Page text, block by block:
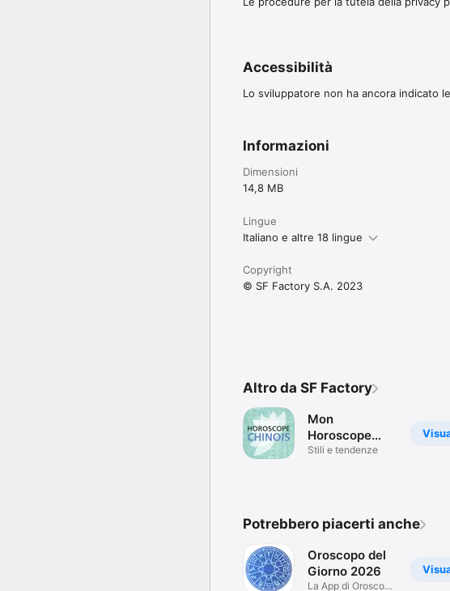
Accessibilità
Lo sviluppatore non ha ancora indicato
Informazioni
Dimensioni
14,8 MB
Lingue
Italiano e altre 18 lingue
Copyright
© SF Factory S.A. 2023
Altro da SF Factory
Mon
Horoscope
Chinois
Stili e tendenze
Potrebbero piacerti anche
Oroscopo del
Giorno 2026
La App di Oroscopo